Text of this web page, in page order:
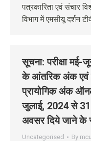
पत्रकारिता एवं संचार
विभाग में एमसीयू दर्शन
सूचना: परीक्षा
के आंतरिक अंक एवं
प्रायोगिक अंक
जुलाई, 2024 से
अवसर दिये जाने के
Uncategorised By